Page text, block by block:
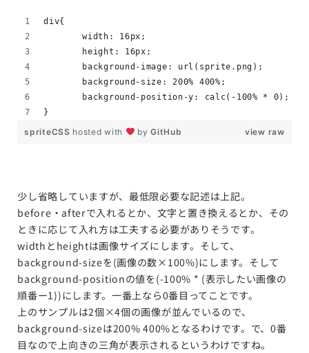
div{
	width: 16px;
	height: 16px;
	background-image: url(sprite.png);
	background-size: 200% 400%;
	background-position-y: calc(-100% * 0);
}
view raw
spriteCSS hosted with byGitHub
少し省略していますが、最低限必要な記述は上記。
before・afterで入れるとか、文字と置き換えるとか、その
ときに応じて入れ方は工夫する必要がありそうです。
widthとheightは画像サイズにします。そして、
background-sizeを(画像の数×100%)にします。そして
background-positionの値を(-100% * (表示したい画像の
順番ー1))にします。一番上なら0番目ってことです。
上のサンプルは2個×4個の画像が並んでいるので、
background-sizeは200% 400%となるわけです。で、0番
目なので上向きの三角が表示されるというわけですね。